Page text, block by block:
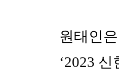
원태인
‘2023